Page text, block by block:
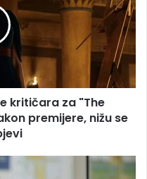
kritičara za "The
premijere, nižu se